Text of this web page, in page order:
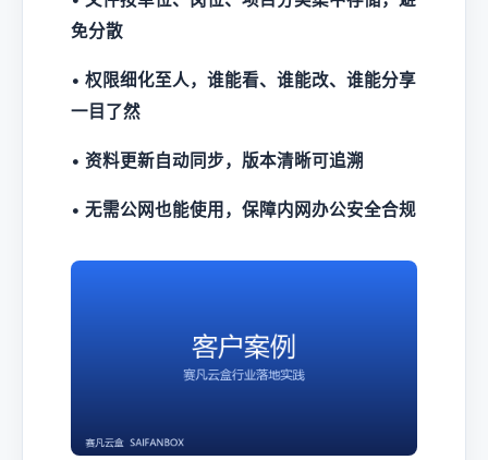
免分散
• 权限细化至人，谁能看、谁能改、谁能分享
一目了然
• 资料更新自动同步，版本清晰可追溯
• 无需公网也能使用，保障内网办公安全合规